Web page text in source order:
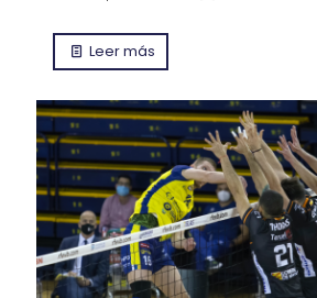
Leer más